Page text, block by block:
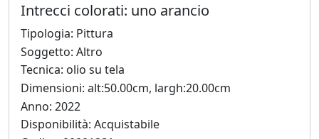
Ivana
Bomben
Walter
Bortolossi
Intrecci colorati: uno arancio
Tipologia: Pittura
Soggetto: Altro
Tecnica: olio su tela
Dimensioni: alt:50.00cm, largh:20.00cm
Anno: 2022
Disponibilità: Acquistabile